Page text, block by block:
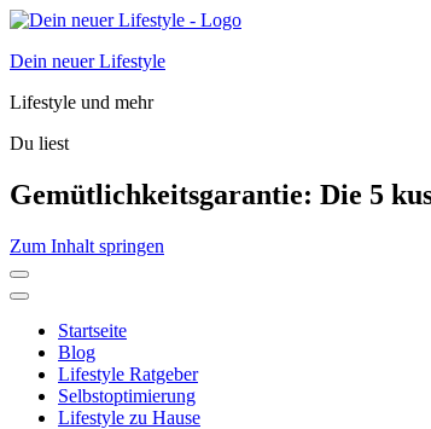
Dein neuer Lifestyle
Lifestyle und mehr
Du liest
Gemütlichkeitsgarantie: Die 5
Zum Inhalt springen
Startseite
Blog
Lifestyle Ratgeber
Selbstoptimierung
Lifestyle zu Hause